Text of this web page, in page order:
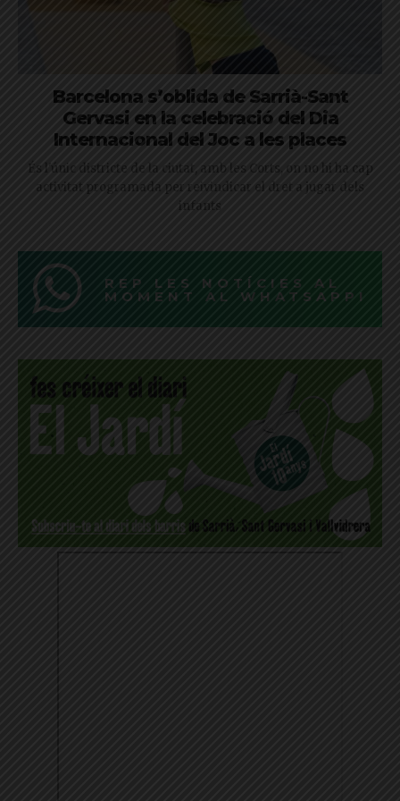
Barcelona s’oblida de Sarrià-Sant
Gervasi en la celebració del Dia
Internacional del Joc a les places
És l'únic districte de la ciutat, amb les Corts, on no hi ha cap
activitat programada per reivindicar el dret a jugar dels
infants
REP LES NOTÍCIES AL
MOMENT AL WHATSAPP!